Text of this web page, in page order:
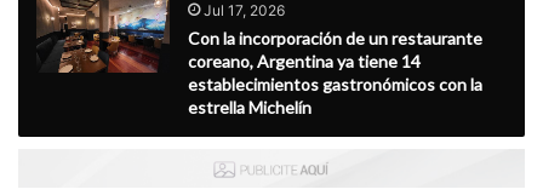
Jul 17, 2026
Con la incorporación de un restaurante
coreano, Argentina ya tiene 14
establecimientos gastronómicos con la
estrella Michelín